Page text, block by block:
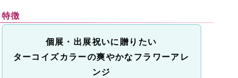
特徴
個展・出展祝いに贈りたい
ターコイズカラーの爽やかなフラワーアレ
ンジ